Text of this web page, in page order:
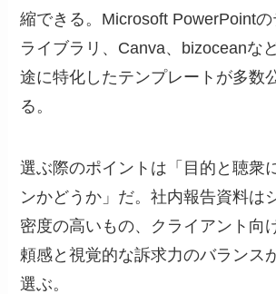
縮できる。Microsoft PowerPointの
ライブラリ、Canva、bizoceanな
途に特化したテンプレートが多数
る。
選ぶ際のポイントは「目的と聴衆
ンかどうか」だ。社内報告資料は
密度の高いもの、クライアント向
頼感と視覚的な訴求力のバランス
選ぶ。